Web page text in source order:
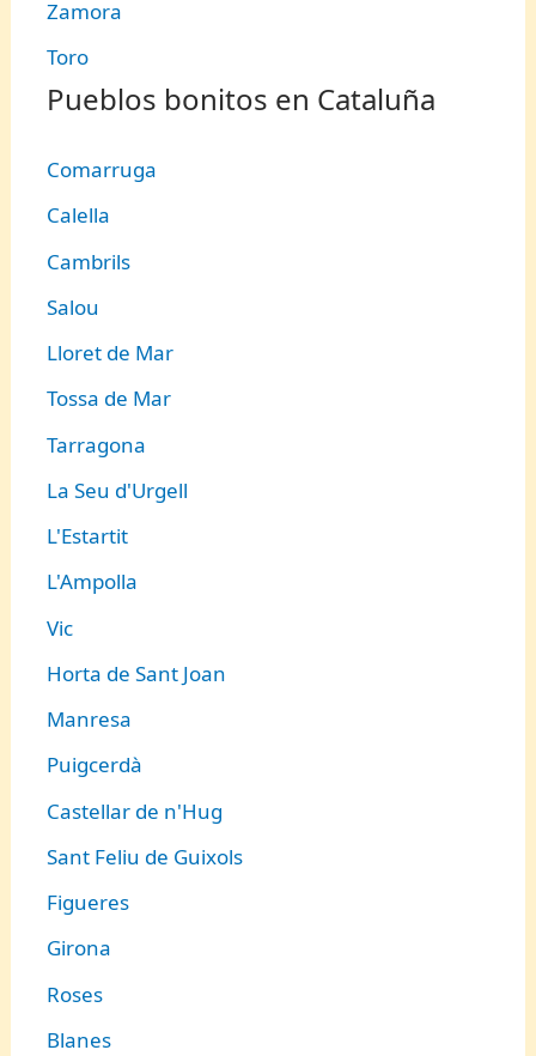
Zamora
Toro
Pueblos bonitos en Cataluña
Comarruga
Calella
Cambrils
Salou
Lloret de Mar
Tossa de Mar
Tarragona
La Seu d'Urgell
L'Estartit
L'Ampolla
Vic
Horta de Sant Joan
Manresa
Puigcerdà
Castellar de n'Hug
Sant Feliu de Guixols
Figueres
Girona
Roses
Blanes